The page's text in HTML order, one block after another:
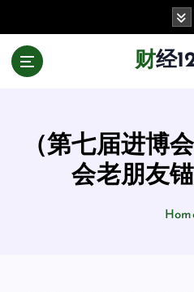
财经
（第七届进博
会老朋友